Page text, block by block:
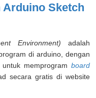
Arduino Sketch
Environment) adalah
di arduino, dengan
memprogram board
secara gratis di website